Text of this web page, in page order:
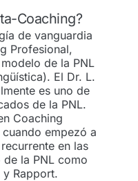
Coaching?
de vanguardia
Profesional,
de la PNL
El Dr. L.
es uno de
de la PNL.
Coaching
empezó a
en las
la PNL como
y Rapport.